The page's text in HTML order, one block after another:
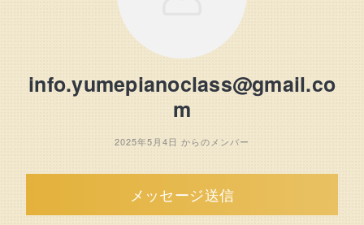
info.yumepianoclass@gmail.co
m
2025年5月4日 からのメンバー
メッセージ送信